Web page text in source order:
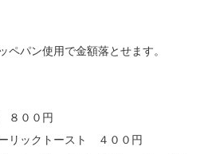
ペパン使用で金額落とせます。
８００円
リックトースト ４００円